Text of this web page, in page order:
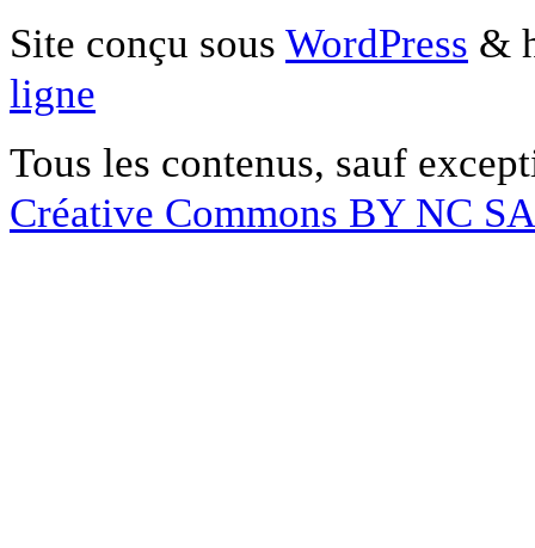
Site conçu sous WordPress &
ligne
Tous les contenus, sauf
Créative Commons BY NC SA